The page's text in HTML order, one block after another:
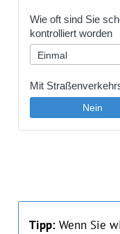
Tipp:Wenn Sie